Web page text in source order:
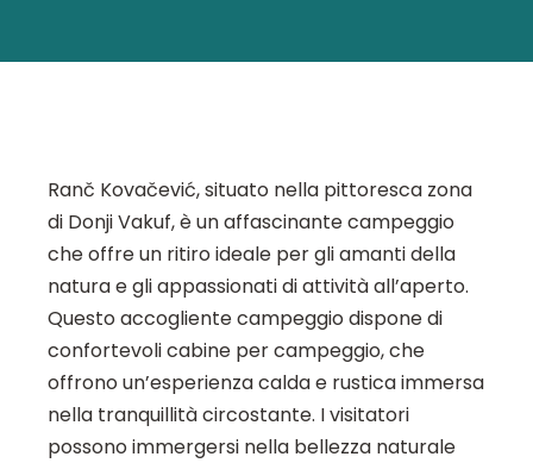
Ranč Kovačević, situato nella pittoresca zona
di Donji Vakuf, è un affascinante campeggio
che offre un ritiro ideale per gli amanti della
natura e gli appassionati di attività all’aperto.
Questo accogliente campeggio dispone di
confortevoli cabine per campeggio, che
offrono un’esperienza calda e rustica immersa
nella tranquillità circostante. I visitatori
possono immergersi nella bellezza naturale